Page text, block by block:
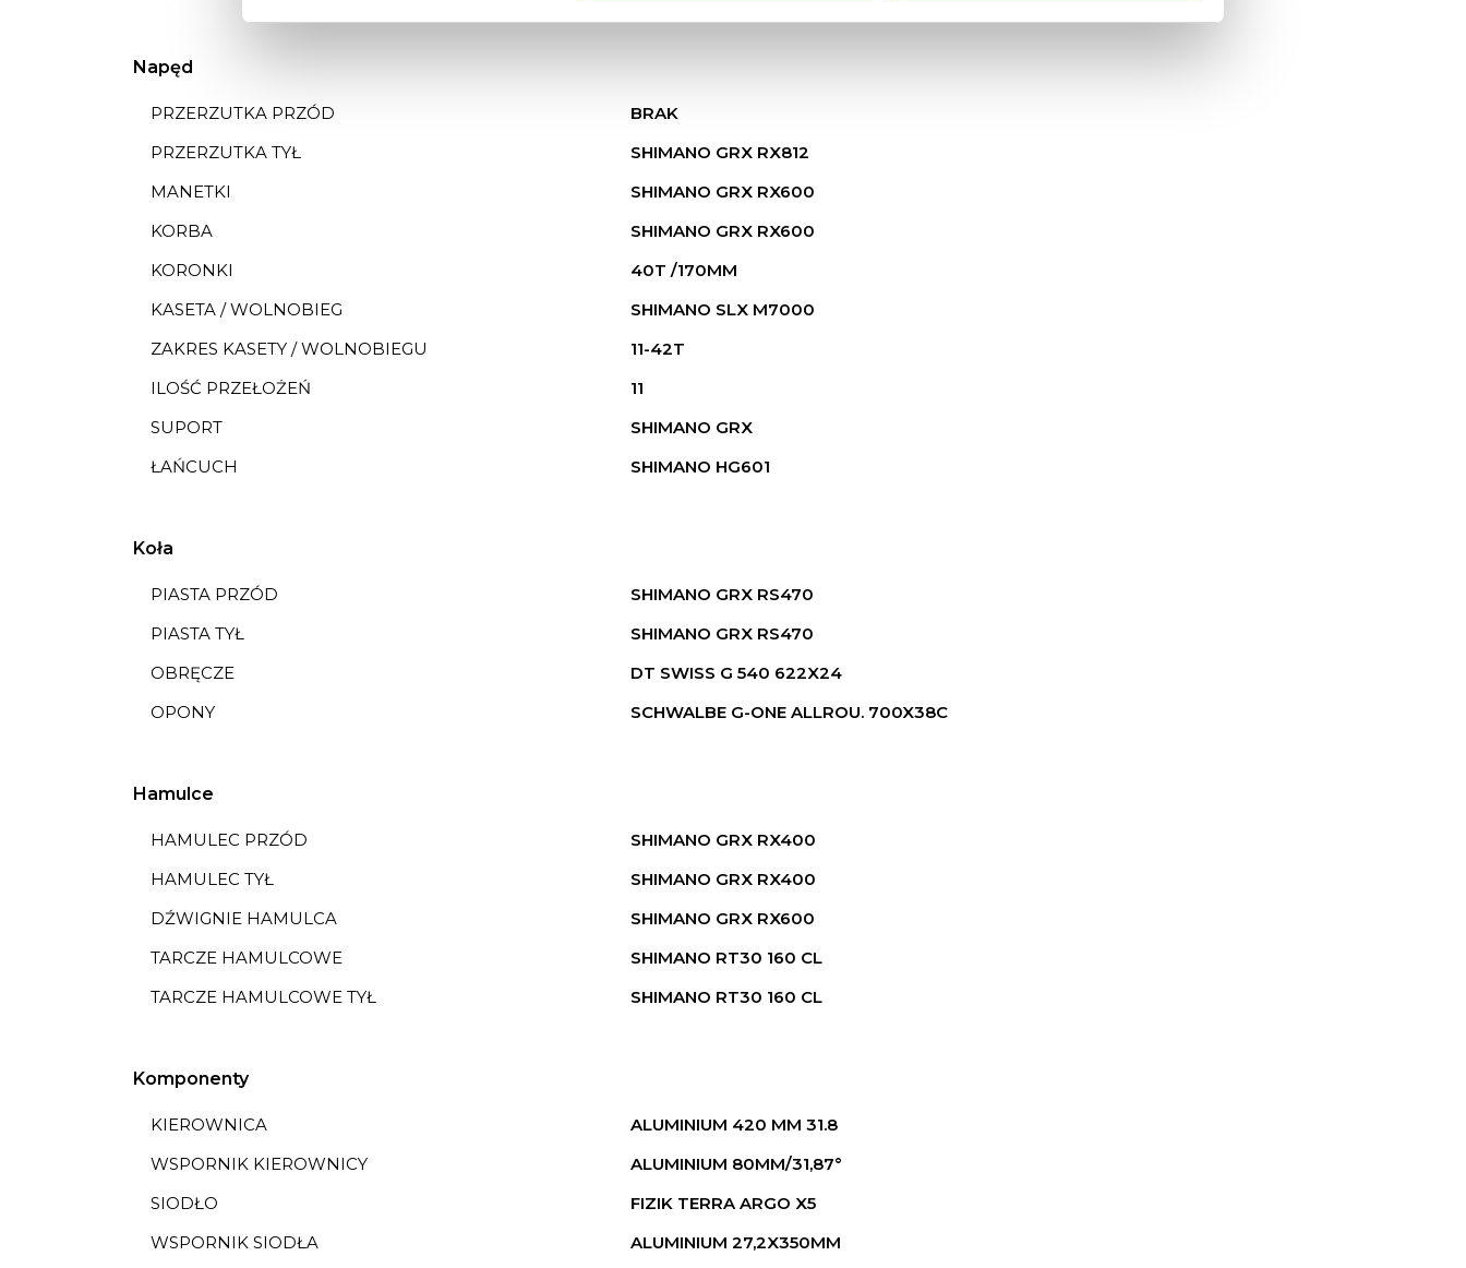
Napęd
PRZERZUTKA PRZÓD
BRAK
PRZERZUTKA TYŁ
SHIMANO GRX RX812
MANETKI
SHIMANO GRX RX600
KORBA
SHIMANO GRX RX600
KORONKI
40T /170MM
KASETA / WOLNOBIEG
SHIMANO SLX M7000
ZAKRES KASETY / WOLNOBIEGU
11-42T
ILOŚĆ PRZEŁOŻEŃ
11
SUPORT
SHIMANO GRX
ŁAŃCUCH
SHIMANO HG601
Koła
PIASTA PRZÓD
SHIMANO GRX RS470
PIASTA TYŁ
SHIMANO GRX RS470
OBRĘCZE
DT SWISS G 540 622X24
OPONY
SCHWALBE G-ONE ALLROU. 700X38C
Hamulce
HAMULEC PRZÓD
SHIMANO GRX RX400
HAMULEC TYŁ
SHIMANO GRX RX400
DŹWIGNIE HAMULCA
SHIMANO GRX RX600
TARCZE HAMULCOWE
SHIMANO RT30 160 CL
TARCZE HAMULCOWE TYŁ
SHIMANO RT30 160 CL
Komponenty
KIEROWNICA
ALUMINIUM 420 MM 31.8
WSPORNIK KIEROWNICY
ALUMINIUM 80MM/31,87°
SIODŁO
FIZIK TERRA ARGO X5
WSPORNIK SIODŁA
ALUMINIUM 27,2X350MM